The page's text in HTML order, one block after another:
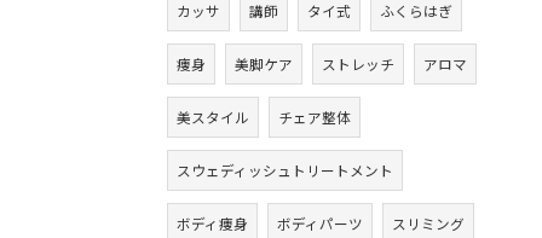
カッサ 講師 タイ式 ふくらはぎ
痩身 美脚ケア ストレッチ アロマ
美スタイル チェア整体
スウェディッシュトリートメント
ボディ痩身 ボディパーツ スリミング